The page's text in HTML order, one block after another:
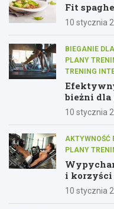
Fit
10 stycznia
BIEGANIE
PLANY
TRENING
bieżni dla
10 stycznia
AKTYWNOŚĆ
PLANY
i korzyści
10 stycznia